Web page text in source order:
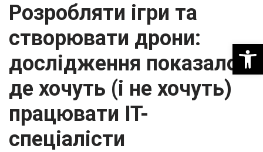
Розробляти ігри та
створювати дрони:
дослідження показало,
де хочуть (і не хочуть)
працювати IT-
спеціалісти